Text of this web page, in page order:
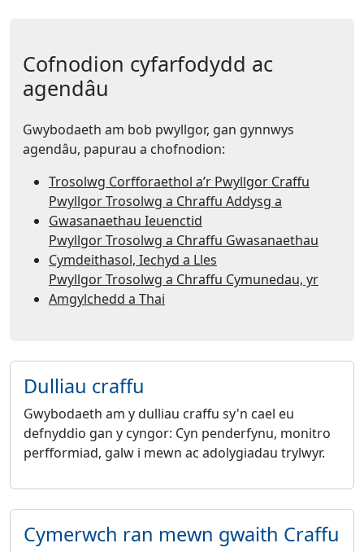
Cofnodion cyfarfodydd ac
agendâu
Gwybodaeth am bob pwyllgor, gan gynnwys
agendâu, papurau a chofnodion:
Trosolwg Corfforaethol a’r Pwyllgor Craffu
Pwyllgor Trosolwg a Chraffu Addysg a
Gwasanaethau Ieuenctid
Pwyllgor Trosolwg a Chraffu Gwasanaethau
Cymdeithasol, Iechyd a Lles
Pwyllgor Trosolwg a Chraffu Cymunedau, yr
Amgylchedd a Thai
Dulliau craffu
Gwybodaeth am y dulliau craffu sy'n cael eu
defnyddio gan y cyngor: Cyn penderfynu, monitro
perfformiad, galw i mewn ac adolygiadau trylwyr.
Cymerwch ran mewn gwaith Craffu